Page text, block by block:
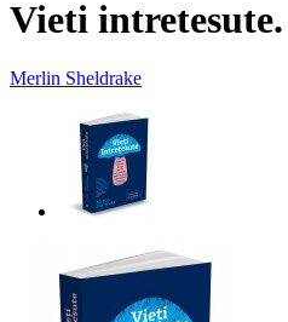
Vieti
Merlin Sheldrake